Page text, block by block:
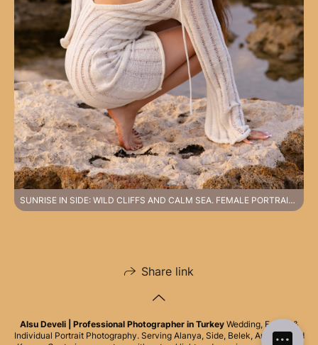
SUNRISE IN SIDE: WILD CLIFFS AND CALM SEA. FEMALE PORTRAIT PHOTOSHOOT.
Share link
Alsu Develi | Professional Photographer in TurkeyWedding, Family &
Individual Portrait Photography. Serving Alanya, Side, Belek, Antalya, and